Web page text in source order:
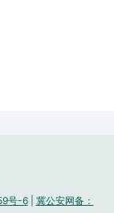
号-6| 冀公安网备：